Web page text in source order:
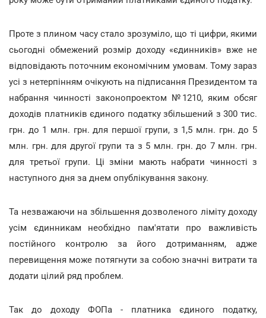
Проте з плином часу стало зрозуміло, що ті цифри, якими
сьогодні обмежений розмір доходу «єдинників» вже не
відповідають поточним економічним умовам. Тому зараз
усі з нетерпінням очікують на підписання Президентом та
набрання чинності законопроектом №1210, яким обсяг
доходів платників єдиного податку збільшений з 300 тис.
грн. до 1 млн. грн. для першої групи, з 1,5 млн. грн. до 5
млн. грн. для другої групи та з 5 млн. грн. до 7 млн. грн.
для третьої групи. Ці зміни мають набрати чинності з
наступного дня за днем опублікування закону.
Та незважаючи на збільшення дозволеного ліміту доходу
усім єдинникам необхідно пам'ятати про важливість
постійного контролю за його дотриманням, адже
перевищення може потягнути за собою значні витрати та
додати цілий ряд проблем.
Так до доходу ФОПа - платника єдиного податку,